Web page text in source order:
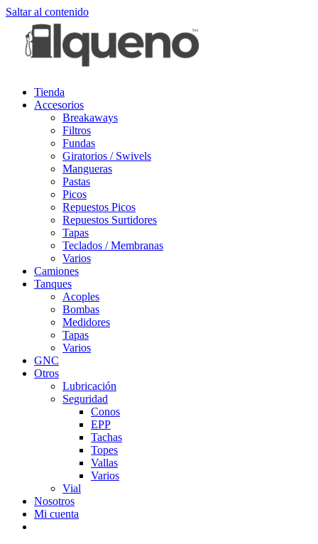
Saltar al contenido
Tienda
Accesorios
Breakaways
Filtros
Fundas
Giratorios / Swivels
Mangueras
Pastas
Picos
Repuestos Picos
Repuestos Surtidores
Tapas
Teclados / Membranas
Varios
Camiones
Tanques
Acoples
Bombas
Medidores
Tapas
Varios
GNC
Otros
Lubricación
Seguridad
Conos
EPP
Tachas
Topes
Vallas
Varios
Vial
Nosotros
Mi cuenta